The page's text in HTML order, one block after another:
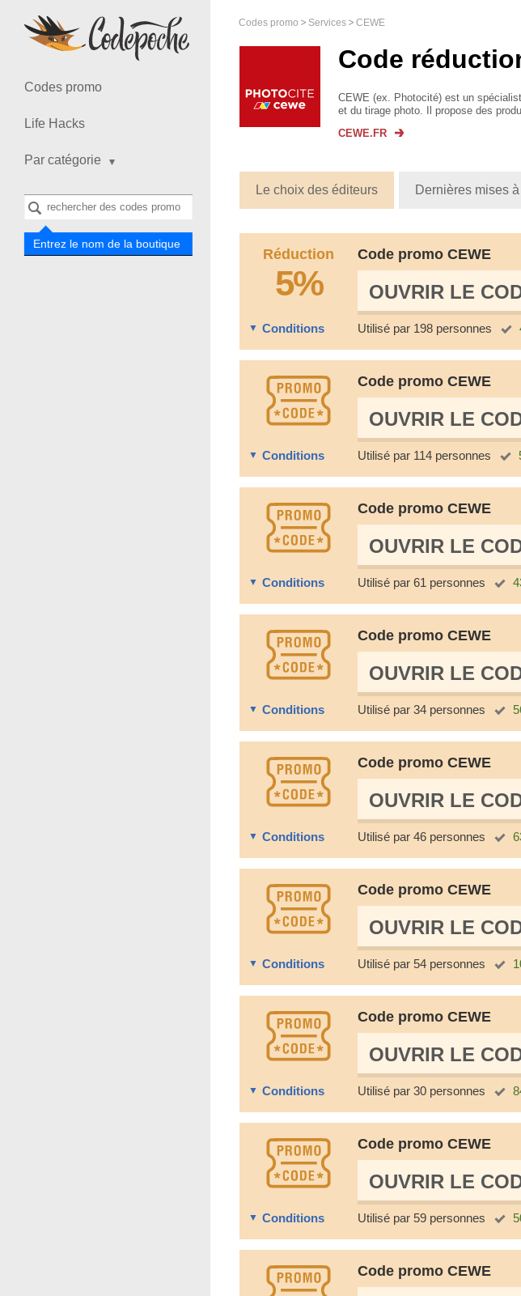
Codes promo
Life Hacks
Par catégorie
Entrez le nom de la boutique
Codes promo Services CEWE
Code
CEWE (ex. Photocité) est un
et du tirage photo. Il propose des
CEWE.FR
Le choix des éditeurs Dernières mises
Réduction
5%
Code promo CEWE
OUVRIR LE
Conditions Utilisé par 198 personnes
Code promo CEWE
OUVRIR LE
Conditions Utilisé par 114 personnes
Code promo CEWE
OUVRIR LE
Conditions Utilisé par 61 personnes
Code promo CEWE
OUVRIR LE
Conditions Utilisé par 34 personnes
Code promo CEWE
OUVRIR LE
Conditions Utilisé par 46 personnes
Code promo CEWE
OUVRIR LE
Conditions Utilisé par 54 personnes
Code promo CEWE
OUVRIR LE
Conditions Utilisé par 30 personnes
Code promo CEWE
OUVRIR LE
Conditions Utilisé par 59 personnes
Code promo CEWE